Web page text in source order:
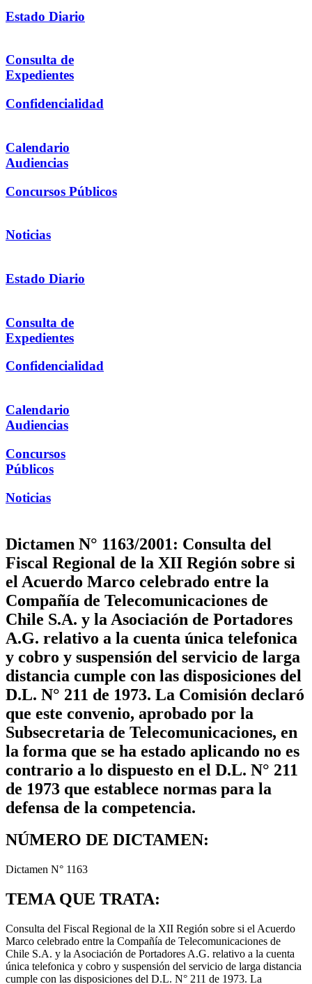
Estado Diario
Consulta de
Expedientes
Confidencialidad
Calendario
Audiencias
Concursos Públicos
Noticias
Estado Diario
Consulta de
Expedientes
Confidencialidad
Calendario
Audiencias
Concursos
Públicos
Noticias
Dictamen N° 1163/2001: Consulta del
Fiscal Regional de la XII Región sobre si
el Acuerdo Marco celebrado entre la
Compañía de Telecomunicaciones de
Chile S.A. y la Asociación de Portadores
A.G. relativo a la cuenta única telefonica
y cobro y suspensión del servicio de larga
distancia cumple con las disposiciones del
D.L. N° 211 de 1973. La Comisión declaró
que este convenio, aprobado por la
Subsecretaria de Telecomunicaciones, en
la forma que se ha estado aplicando no es
contrario a lo dispuesto en el D.L. N° 211
de 1973 que establece normas para la
defensa de la competencia.
NÚMERO DE DICTAMEN:
Dictamen N° 1163
TEMA QUE TRATA:
Consulta del Fiscal Regional de la XII Región sobre si el Acuerdo
Marco celebrado entre la Compañía de Telecomunicaciones de
Chile S.A. y la Asociación de Portadores A.G. relativo a la cuenta
única telefonica y cobro y suspensión del servicio de larga distancia
cumple con las disposiciones del D.L. N° 211 de 1973. La